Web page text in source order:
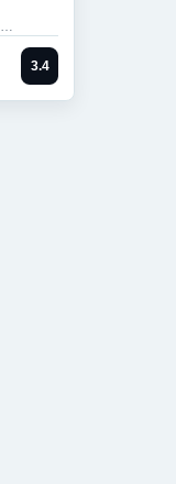
3.4